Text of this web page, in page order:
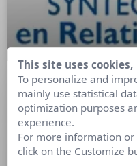
Tous nos vœux
Depuis 2011, les attaques
financières ont révélé
déterminante dans
This site uses cookies,
To personalize and
mainly use statistical
optimization purposes
experience.
For more information
click on the Customize